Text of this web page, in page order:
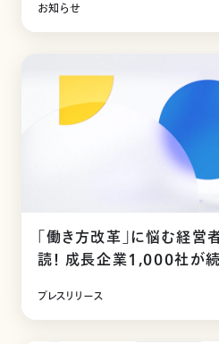
お知らせ
「働き方改革」に悩む経営
読！ 成長企業1,000社が
一致」が会社をどんどん強くする』 4
出版
プレスリリース